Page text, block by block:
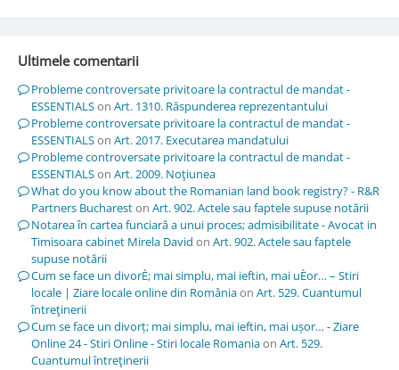
Ultimele comentarii
Probleme controversate privitoare la contractul de mandat -
ESSENTIALSon Art. 1310. Răspunderea reprezentantului
Probleme controversate privitoare la contractul de mandat -
ESSENTIALSon Art. 2017. Executarea mandatului
Probleme controversate privitoare la contractul de mandat -
ESSENTIALSon Art. 2009. Noţiunea
What do you know about the Romanian land book registry? - R&R
Partners Buchareston Art. 902. Actele sau faptele supuse notării
Notarea în cartea funciară a unui proces; admisibilitate - Avocat in
Timisoara cabinet Mirela David on Art. 902. Actele sau faptele
supuse notării
Cum se face un divorÈ; mai simplu, mai ieftin, mai uÈor… – Stiri
locale | Ziare locale online din Româniaon Art. 529. Cuantumul
întreţinerii
Cum se face un divorț; mai simplu, mai ieftin, mai ușor… - Ziare
Online 24 - Stiri Online - Stiri locale Romaniaon Art. 529.
Cuantumul întreţinerii